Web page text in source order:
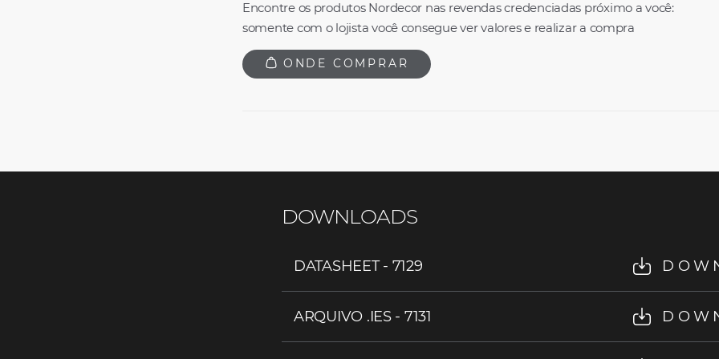
Encontre os produtos Nordecor nas revendas credenciadas próximo a você:
somente com o lojista você consegue ver valores e realizar a compra
ONDE COMPRAR
DOWNLOADS
DATASHEET - 7129
ARQUIVO .IES - 7131